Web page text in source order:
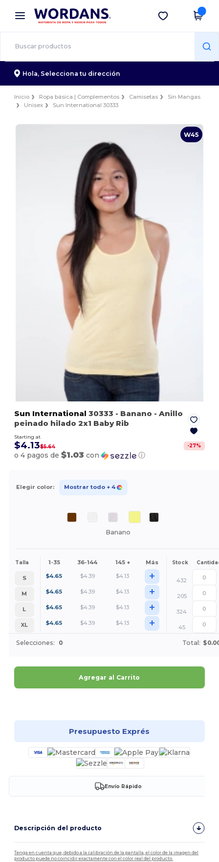
× App de Wordans
¡Mejores precios en app!
Descargar app
Hola, Selecciona tu dirección
Inicio Ropa básica | Complementos Camisetas
Sin Mangas
Unisex
Sun International 30333
W45
Sun International 30333 - Banano - Anillo
peinado hilado 2x1 Baby Rib
Starting at
$4.13$5.64 -27%
o 4 pagos de$1.03 con ⓘ
Elegir color: Mostrar todo + 4
Banano
Talla 1-35 36-144 145 + Más Stock
S $4.65 $4.39 $4.13 +
432
M
$4.65 $4.39 $4.13 +
205
L
$4.65 $4.39 $4.13 +
324
XL
$4.65 $4.39 $4.13 + 45
Selecciones: 0 Total:
Agregar al Carrito
Presupuesto Exprés
Envío Rápido
Descripción del producto
Tenga en cuenta que, debido a la calibración de la pantalla, el color de la imagen del
producto puede no coincidir exactamente con el color real del producto.